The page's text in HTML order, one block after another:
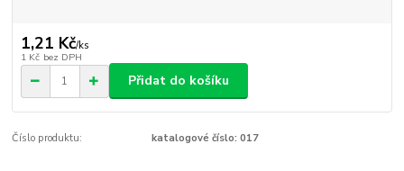
1,21 Kč/ks
1 Kč bez DPH
Přidat do košíku
Číslo produktu: katalogové číslo: 017